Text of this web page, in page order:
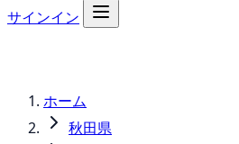
サインイン
ホーム
秋田県